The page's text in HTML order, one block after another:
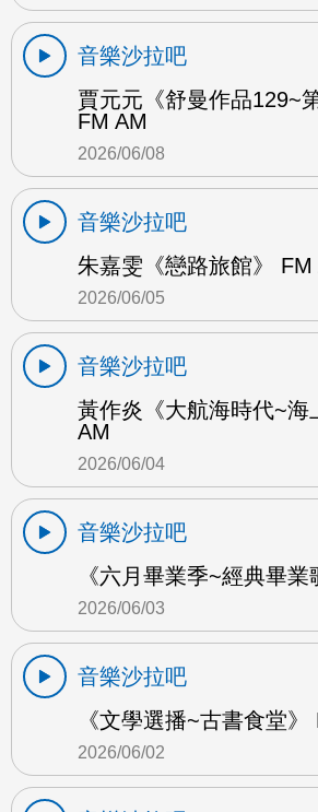
音樂沙拉吧
賈元元《舒曼作品129~
FM AM
2026/06/08
音樂沙拉吧
朱嘉雯《戀路旅館》 FM
2026/06/05
音樂沙拉吧
黃作炎《大航海時代~海
AM
2026/06/04
音樂沙拉吧
《六月畢業季~經典畢
2026/06/03
音樂沙拉吧
《文學選播~古書食堂》
2026/06/02